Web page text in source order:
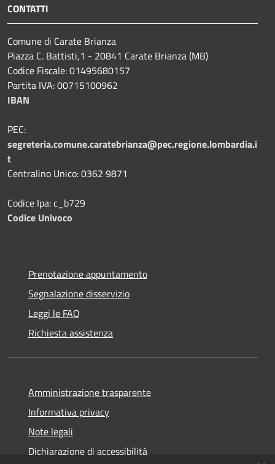
CONTATTI
Comune di Carate Brianza
Piazza C. Battisti,1 - 20841 Carate Brianza (MB)
Codice Fiscale: 01495680157
Partita IVA: 00715100962
IBAN
PEC:
segreteria.comune.caratebrianza@pec.regione.lombardia.i
t
Centralino Unico: 0362 9871
Codice Ipa: c_b729
Codice Univoco
Prenotazione appuntamento
Segnalazione disservizio
Leggi le FAQ
Richiesta assistenza
Amministrazione trasparente
Informativa privacy
Note legali
Dichiarazione di accessibilità